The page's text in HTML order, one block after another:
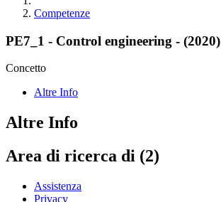
Competenze
PE7_1 - Control engineering - (2020)
Concetto
Altre Info
Altre Info
Area di ricerca di (2)
Assistenza
Privacy